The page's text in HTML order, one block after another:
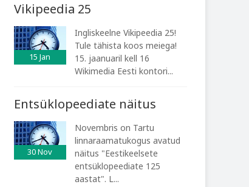
Vikipeedia 25
15 Jan
Ingliskeelne Vikipeedia 25!
Tule tähista koos meiega!
15. jaanuaril kell 16
Wikimedia Eesti kontori...
Entsüklopeediate näitus
30Nov
Novembris on Tartu
linnaraamatukogus avatud
näitus "Eestikeelsete
entsüklopeediate 125
aastat". L...